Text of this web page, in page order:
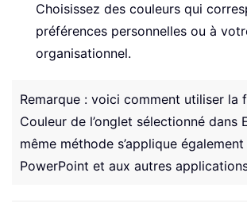
Choisissez des couleurs qui
préférences personnelles ou à
organisationnel.
Remarque : voici comment utiliser la
Couleur de l’onglet sélectionné dans
même méthode s’applique
PowerPoint et aux autres